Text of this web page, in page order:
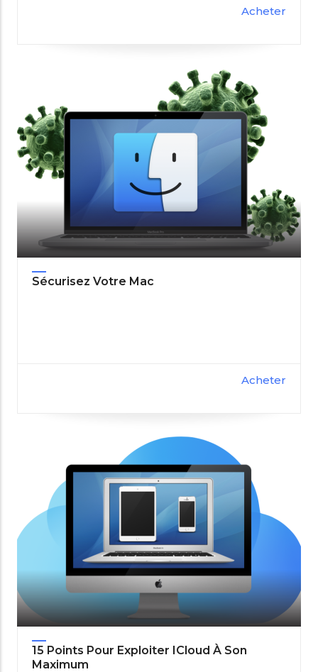
Acheter
Sécurisez Votre Mac
Acheter
15 Points Pour Exploiter ICloud À Son
Maximum